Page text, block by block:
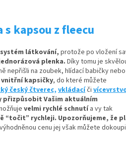
kapsou z fleecu
látkování,protože po vložení
plenka. Díky tomu je
nepřišli na zoubek, hlídací babičky
kapsičky, do které můžete
český čtverec,vkládacíči
přizpůsobit Vašim aktuálním
velmi rychlé schnutía vy tak
“točit” rychleji. Upozorňujeme, že
cenu jej však můžete